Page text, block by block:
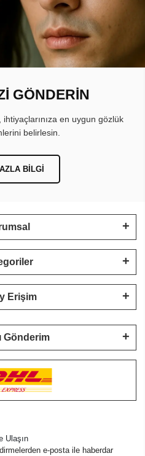
GÖNDERİN
en uygun gözlük
belirlesin.
BILGI
Erişim
Gönderim
Ulaşın
e-posta ile haberdar